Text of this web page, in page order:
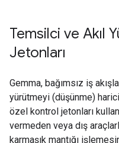
Temsilci ve Akıl
Jetonları
Gemma, bağımsız iş
yürütmeyi (düşünme)
özel kontrol jetonları
vermeden veya dış
karmaşık mantığı